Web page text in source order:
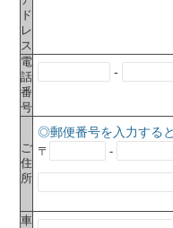
ド
レ
ス
電
話
番
号
-
ご
住
所
◎郵便番号を入力する
〒 -
車